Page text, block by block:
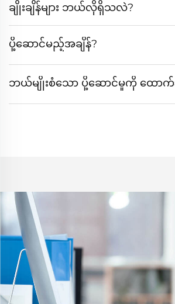
ချိုးချိန်များ ဘယ်လိုရှိသလဲ?
ပို့ဆောင်မည့်အချိန်?
ဘယ်မျိုးစံသော ပို့ဆောင်မှုကို ထော